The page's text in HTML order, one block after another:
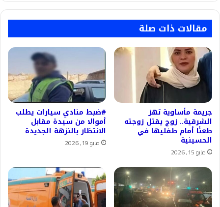
مقالات ذات صلة
جريمة مأساوية تهز
الشرقية.. زوج يقتل زوجته
طعنًا أمام طفليها في
الحسينية
مايو 15, 2026
#ضبط منادي سيارات يطلب
أموالا من سيدة مقابل
الانتظار بالنزهة الجديدة
مايو 19, 2026